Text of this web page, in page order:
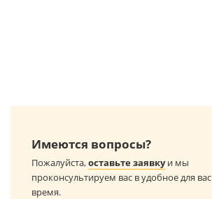
Имеются вопросы?
Пожалуйста,оставьте заявкуи мы
проконсультируем вас в удобное для вас
время.